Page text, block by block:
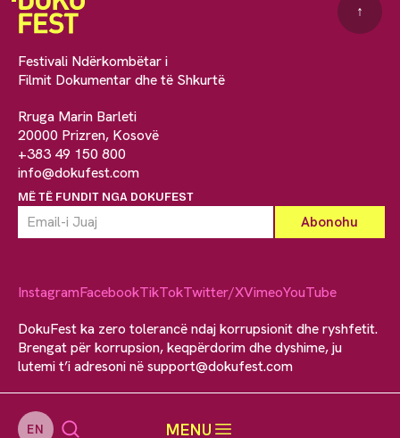
EN MENU
Festivali Ndërkombëtar i
Filmit Dokumentar dhe të Shkurtë
Rruga Marin Barleti
20000 Prizren, Kosovë
+383 49 150 800
info@dokufest.com
MË TË FUNDIT NGA DOKUFEST
↑
InstagramFacebookTikTokTwitter/XVimeoYouTube
DokuFest ka zero tolerancë ndaj korrupsionit dhe ryshfetit.
Brengat për korrupsion, keqpërdorim dhe dyshime, ju
lutemi t’i adresoni nësupport@dokufest.com